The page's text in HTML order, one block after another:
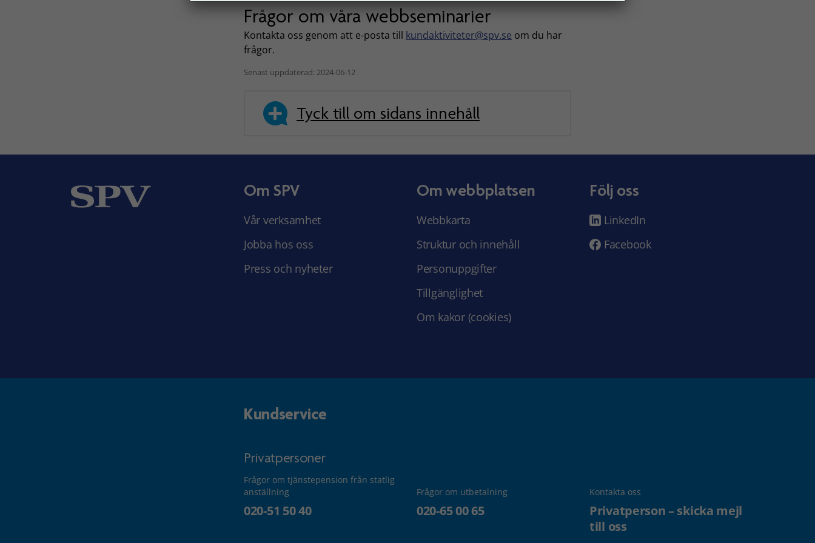
Frågor om våra webbseminarier
Kontakta oss genom att e-posta till kundaktiviteter@spv.se om du har
frågor.
Senast uppdaterad: 2024-06-12
Tyck till om sidans innehåll
Om SPV
Vår verksamhet
Jobba hos oss
Press och nyheter
Om webbplatsen
Webbkarta
Struktur och innehåll
Personuppgifter
Tillgänglighet
Om kakor (cookies)
Följ oss
LinkedIn
Facebook
Kundservice
Privatpersoner
Frågor om tjänstepension från statlig
anställning
020-51 50 40
Frågor om utbetalning
020-65 00 65
Kontakta oss
Privatperson – skicka mejl
till oss